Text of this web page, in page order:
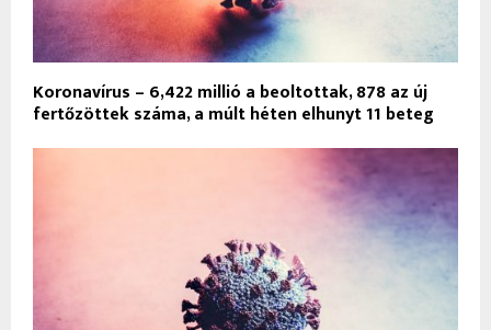
Koronavírus – 6,422 millió a beoltottak, 878 az új
fertőzöttek száma, a múlt héten elhunyt 11 beteg